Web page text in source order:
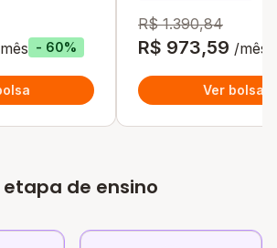
- 60%
R$ 1.390,84
R$ 973,59 /mês
Ver bolsa
de ensino